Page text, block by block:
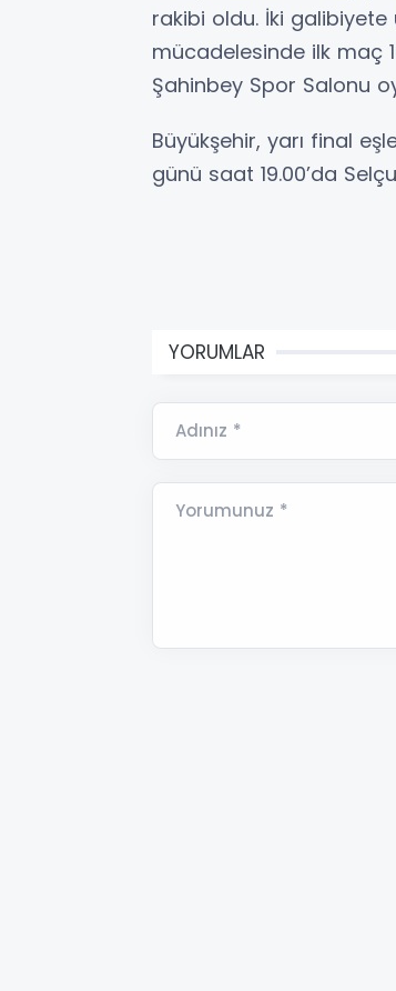
rakibi oldu. İki galibiyete
mücadelesinde ilk maç
Şahinbey Spor Salonu
Büyükşehir, yarı final
günü saat 19.00’da
YORUMLAR
Adınız *
Yorumunuz *